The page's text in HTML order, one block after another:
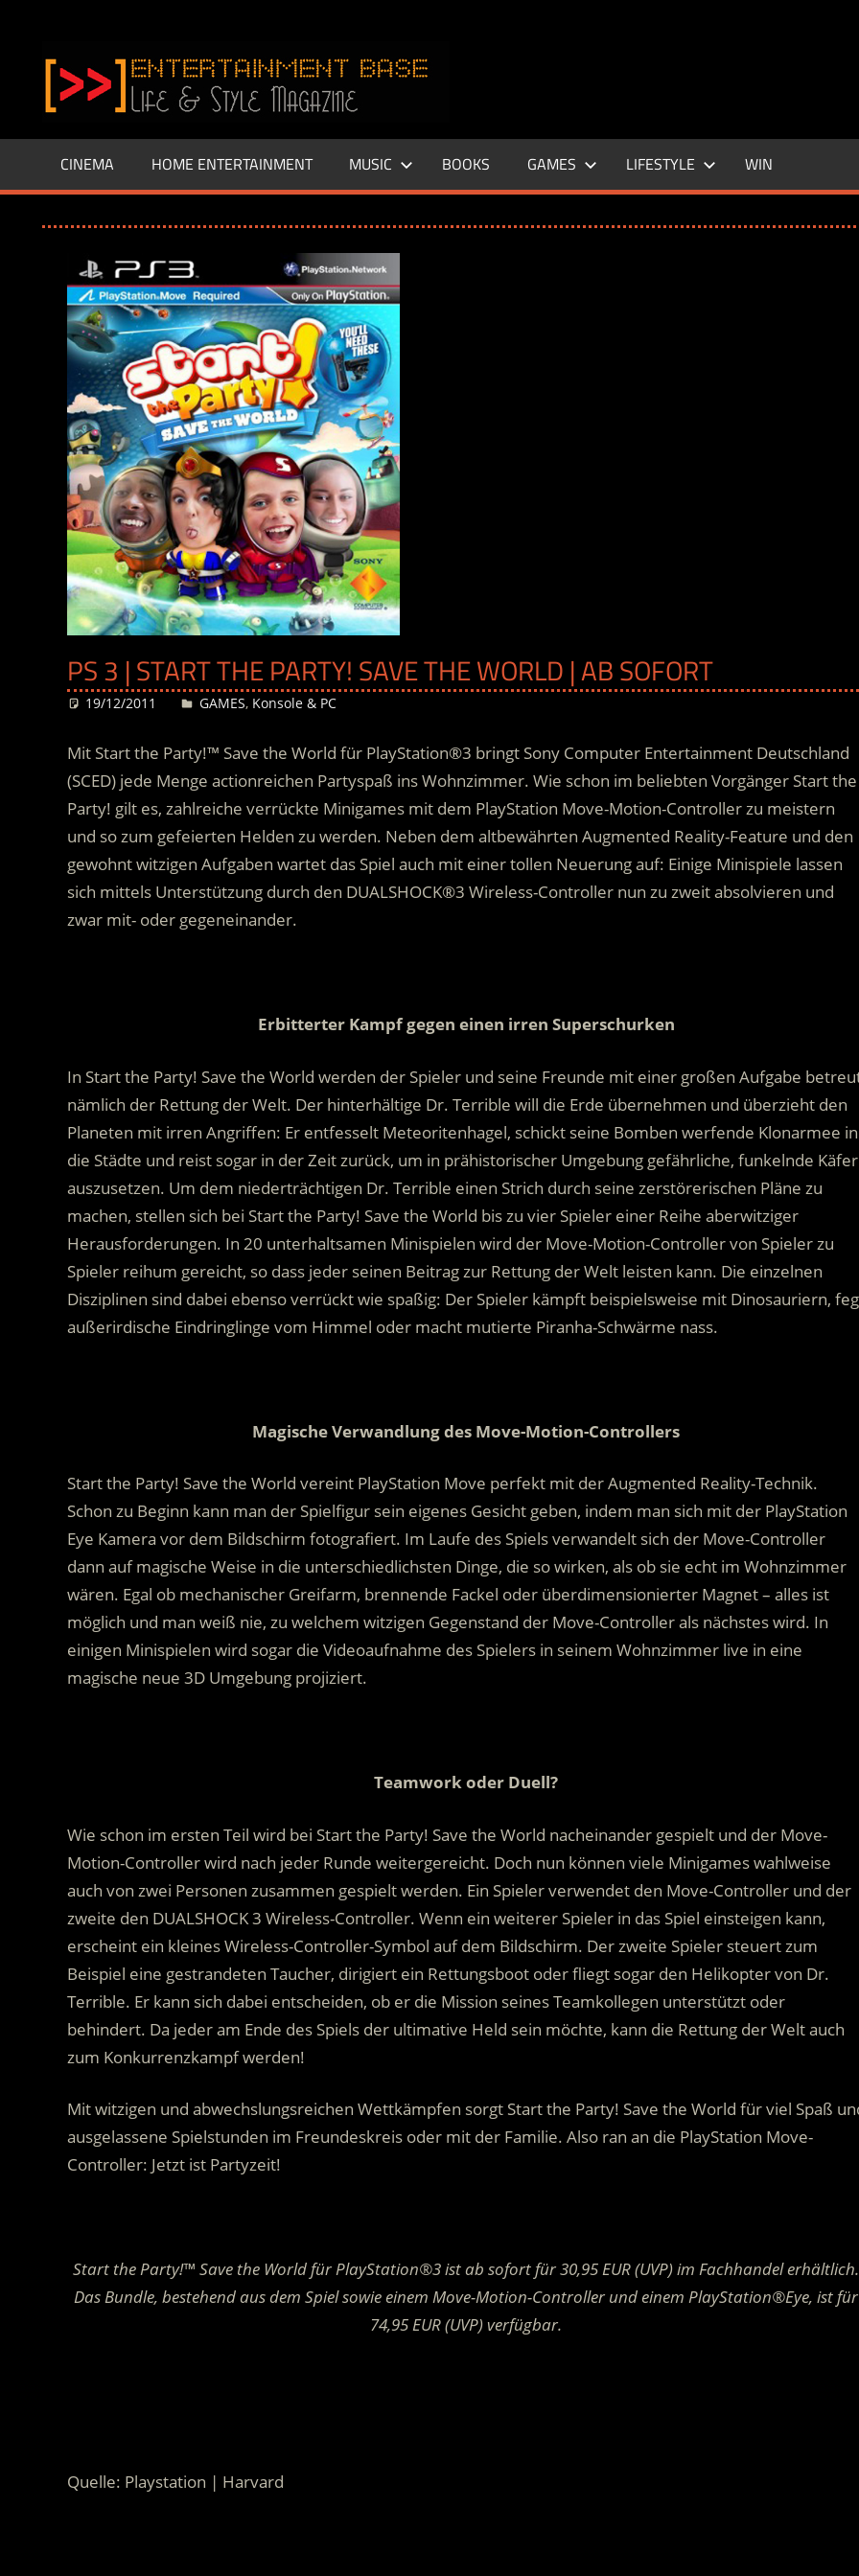
springen
–
LIFE
Base.de
CINEMA HOME ENTERTAINMENT MUSIC BOOKS GAMES LIFESTYLE WIN
PS 3 | START THE PARTY! SAVE THE WORLD | AB SOFORT
19/12/2011 Desiree
GAMES, Konsole & PC
Mit Start the Party!™ Save the World für PlayStation®3 bringt Sony Computer Entertainment Deutschland
(SCED) jede Menge actionreichen Partyspaß ins Wohnzimmer. Wie schon im beliebten Vorgänger Start the
Party! gilt es, zahlreiche verrückte Minigames mit dem PlayStation Move-Motion-Controller zu meistern
und so zum gefeierten Helden zu werden. Neben dem altbewährten Augmented Reality-Feature und den
gewohnt witzigen Aufgaben wartet das Spiel auch mit einer tollen Neuerung auf: Einige Minispiele lassen
sich mittels Unterstützung durch den DUALSHOCK®3 Wireless-Controller nun zu zweit absolvieren und
zwar mit- oder gegeneinander.
Erbitterter Kampf gegen einen irren Superschurken
In Start the Party! Save the World werden der Spieler und seine Freunde mit einer großen Aufgabe
nämlich der Rettung der Welt. Der hinterhältige Dr. Terrible will die Erde übernehmen und überzieht den
Planeten mit irren Angriffen: Er entfesselt Meteoritenhagel, schickt seine Bomben werfende Klonarmee in
die Städte und reist sogar in der Zeit zurück, um in prähistorischer Umgebung gefährliche, funkelnde Käfer
auszusetzen. Um dem niederträchtigen Dr. Terrible einen Strich durch seine zerstörerischen Pläne zu
machen, stellen sich bei Start the Party! Save the World bis zu vier Spieler einer Reihe aberwitziger
Herausforderungen. In 20 unterhaltsamen Minispielen wird der Move-Motion-Controller von Spieler zu
Spieler reihum gereicht, so dass jeder seinen Beitrag zur Rettung der Welt leisten kann. Die einzelnen
Disziplinen sind dabei ebenso verrückt wie spaßig: Der Spieler kämpft beispielsweise mit Dinosauriern,
außerirdische Eindringlinge vom Himmel oder macht mutierte Piranha-Schwärme nass.
Magische Verwandlung des Move-Motion-Controllers
Start the Party! Save the World vereint PlayStation Move perfekt mit der Augmented Reality-Technik.
Schon zu Beginn kann man der Spielfigur sein eigenes Gesicht geben, indem man sich mit der PlayStation
Eye Kamera vor dem Bildschirm fotografiert. Im Laufe des Spiels verwandelt sich der Move-Controller
dann auf magische Weise in die unterschiedlichsten Dinge, die so wirken, als ob sie echt im Wohnzimmer
wären. Egal ob mechanischer Greifarm, brennende Fackel oder überdimensionierter Magnet – alles ist
möglich und man weiß nie, zu welchem witzigen Gegenstand der Move-Controller als nächstes wird. In
einigen Minispielen wird sogar die Videoaufnahme des Spielers in seinem Wohnzimmer live in eine
magische neue 3D Umgebung projiziert.
Teamwork oder Duell?
Wie schon im ersten Teil wird bei Start the Party! Save the World nacheinander gespielt und der Move-
Motion-Controller wird nach jeder Runde weitergereicht. Doch nun können viele Minigames wahlweise
auch von zwei Personen zusammen gespielt werden. Ein Spieler verwendet den Move-Controller und der
zweite den DUALSHOCK 3 Wireless-Controller. Wenn ein weiterer Spieler in das Spiel einsteigen kann,
erscheint ein kleines Wireless-Controller-Symbol auf dem Bildschirm. Der zweite Spieler steuert zum
Beispiel eine gestrandeten Taucher, dirigiert ein Rettungsboot oder fliegt sogar den Helikopter von Dr.
Terrible. Er kann sich dabei entscheiden, ob er die Mission seines Teamkollegen unterstützt oder
behindert. Da jeder am Ende des Spiels der ultimative Held sein möchte, kann die Rettung der Welt auch
zum Konkurrenzkampf werden!
Mit witzigen und abwechslungsreichen Wettkämpfen sorgt Start the Party! Save the World für viel Spaß
ausgelassene Spielstunden im Freundeskreis oder mit der Familie. Also ran an die PlayStation Move-
Controller: Jetzt ist Partyzeit!
Start the Party!™ Save the World für PlayStation®3 ist ab sofort für 30,95 EUR (UVP) im Fachhandel erhältlich.
Das Bundle, bestehend aus dem Spiel sowie einem Move-Motion-Controller und einem PlayStation®Eye, ist für
74,95 EUR (UVP) verfügbar.
Quelle: Playstation | Harvard